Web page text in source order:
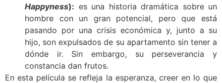
Happyness): es una historia dramática sobre un
hombre con un gran potencial, pero que está
pasando por una crisis económica y, junto a su
hijo, son expulsados de su apartamento sin tener a
dónde ir. Sin embargo, su perseverancia y
constancia dan frutos.
En esta película se refleja la esperanza, creer en lo que